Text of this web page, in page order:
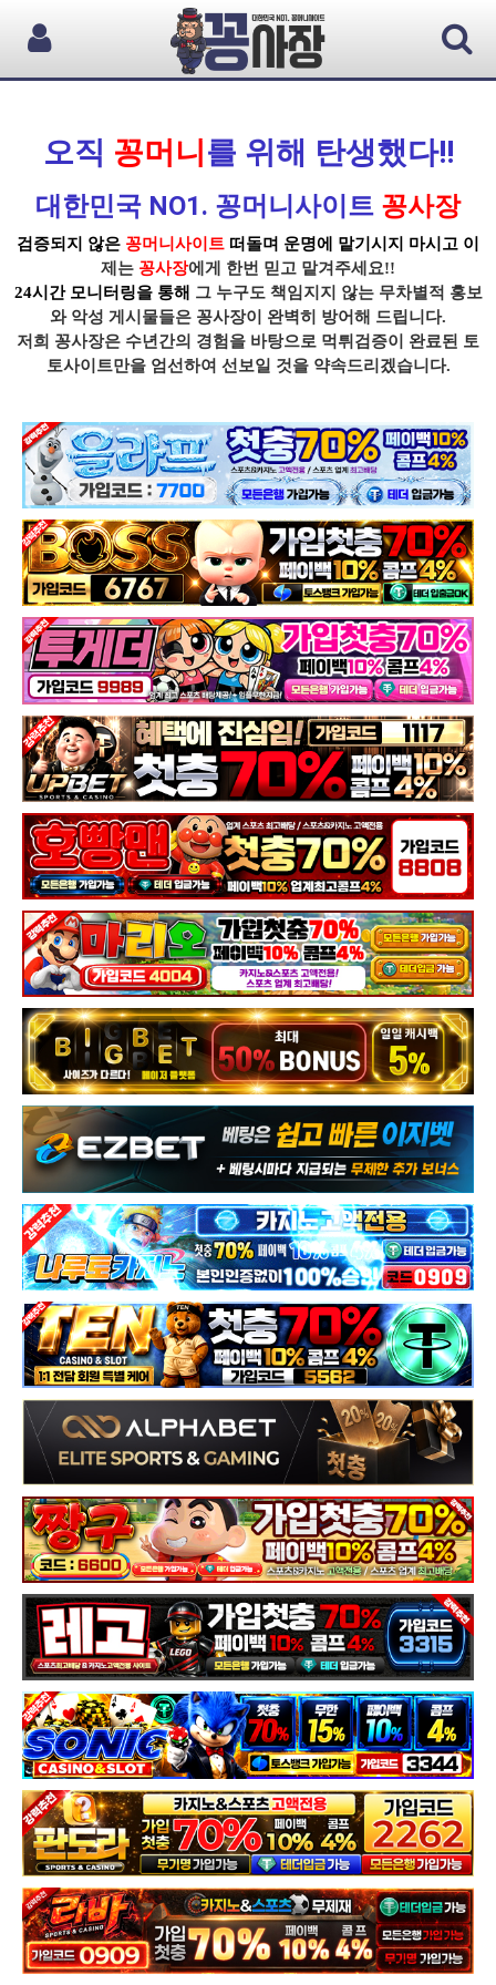
오직 꽁머니를 위해 탄생했다!!
대한민국 NO1. 꽁머니사이트 꽁사장
검증되지 않은 꽁머니사이트 떠돌며 운명에 맡기시지 마시고 이
제는 꽁사장에게 한번 믿고 맡겨주세요!!
24시간 모니터링을 통해 그 누구도 책임지지 않는 무차별적 홍보
와 악성 게시물들은 꽁사장이 완벽히 방어해 드립니다.
저희 꽁사장은 수년간의 경험을 바탕으로 먹튀 검증이
완료된 토
토사이트만을 엄선하여 선보일 것을 약속드리겠습니다.